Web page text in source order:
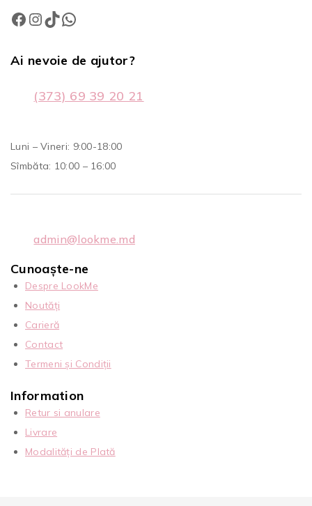
Ai nevoie de ajutor?
(373) 69 39 20 21
Luni – Vineri: 9:00-18:00
Sîmbăta: 10:00 – 16:00
admin@lookme.md
Cunoaște-ne
Despre LookMe
Noutăți
Carieră
Contact
Termeni și Condiții
Information
Retur si anulare
Livrare
Modalități de Plată